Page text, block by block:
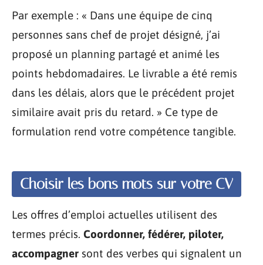
Par exemple : « Dans une équipe de cinq
personnes sans chef de projet désigné, j’ai
proposé un planning partagé et animé les
points hebdomadaires. Le livrable a été remis
dans les délais, alors que le précédent projet
similaire avait pris du retard. » Ce type de
formulation rend votre compétence tangible.
Choisir les bons mots sur votre CV
Les offres d’emploi actuelles utilisent des
termes précis. Coordonner, fédérer, piloter,
accompagner sont des verbes qui signalent un